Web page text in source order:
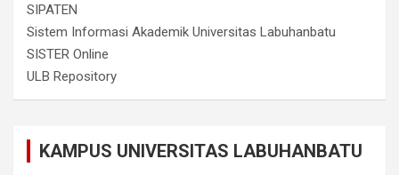
SIPATEN
Sistem Informasi Akademik Universitas Labuhanbatu
SISTER Online
ULB Repository
KAMPUS UNIVERSITAS LABUHANBATU